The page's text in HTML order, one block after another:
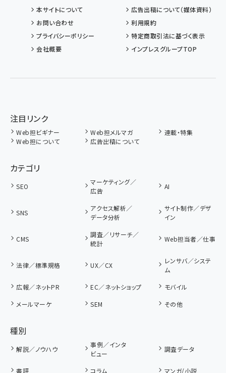
本サイトについて
広告出稿について（媒体資料）
お問い合わせ
利用規約
プライバシーポリシー
特定商取引法に基づく表示
会社概要
インプレスグループTOP
注目リンク
Web担ビギナー Web担メルマガ
連載・特集
Web担について
広告出稿について
カテゴリ
SEO
マーケティング／
広告
AI
SNS
アクセス解析／
データ分析
サイト制作／デザ
イン
CMS
調査／リサーチ／
統計
Web担当者／仕事
法律／標準規格 UX／CX
レンサバ／システ
ム
広報／ネットPR
EC／ネットショップ
モバイル
メールマーケ
SEM その他
種別
解説／ノウハウ
事例／インタ
ビュー
調査データ
書評 コラム マンガ/小説